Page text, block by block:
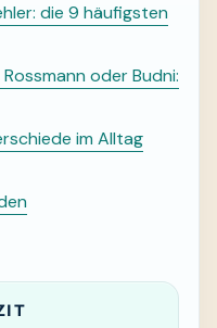
die 9 häufigsten
oder Budni:
im Alltag